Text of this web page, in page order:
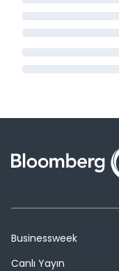
Businessweek
Canlı Yayın